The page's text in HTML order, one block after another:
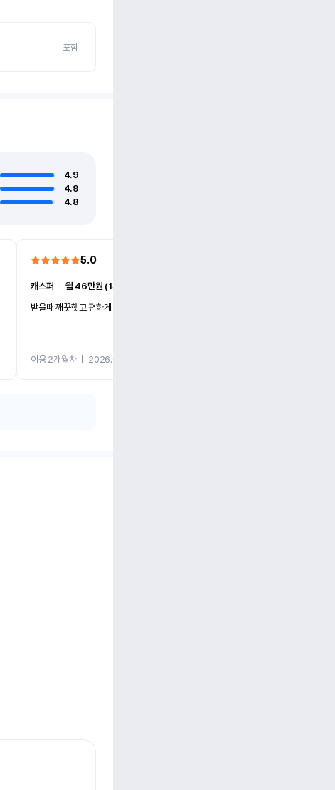
포함
4.9
4.9
4.8
5.0
캐스퍼
월 46만원 (1개월)
받을때 깨끗햇고 편하게 잘이용했습니다!
이용 2개월차ㅣ 2026.07.08